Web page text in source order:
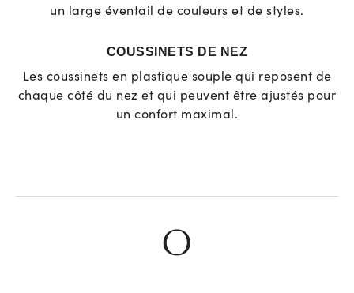
un large éventail de couleurs et de styles.
COUSSINETS DE NEZ
Les coussinets en plastique souple qui reposent de
chaque côté du nez et qui peuvent être ajustés pour
un confort maximal.
O